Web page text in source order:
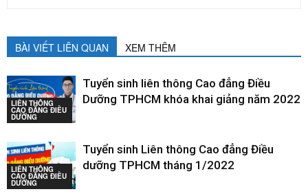
BÀI VIẾT LIÊN QUAN XEM THÊM
LIÊN THÔNG
CAO ĐẲNG ĐIỀU
DƯỠNG
Tuyển sinh liên thông Cao đẳng Điều
Dưỡng TPHCM khóa khai giảng năm 2022
LIÊN THÔNG
CAO ĐẲNG ĐIỀU
DƯỠNG
Tuyển sinh Liên thông Cao đẳng Điều
dưỡng TPHCM tháng 1/2022